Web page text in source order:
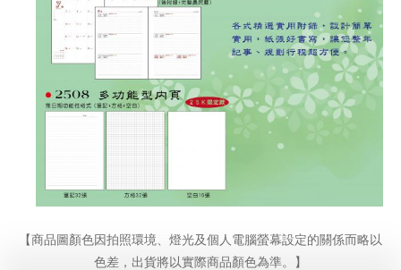
【商品圖顏色因拍照環境、燈光及個人電腦螢幕設定的關係而略以
色差，出貨將以實際商品顏色為準。】